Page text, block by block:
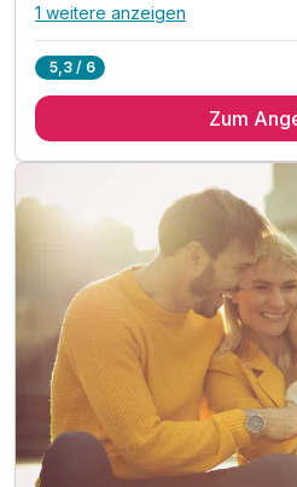
Alle Inklusivleistungen
2 x reichhaltiges Frühstück vom
inkl. Late Check out bis 14.00 Uhr
inkl. W-LAN Nutzung im Hotel &
1 weitere anzeigen
5,3 / 6
Zum